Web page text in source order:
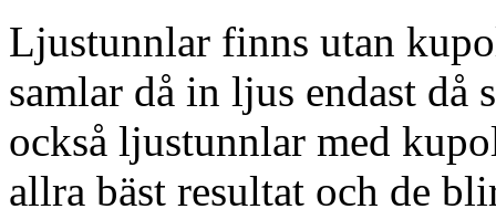
Ljustunnlar finns utan
samlar då in ljus endast då
också ljustunnlar med
allra bäst resultat och de